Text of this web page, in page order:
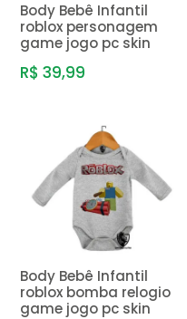
Body Bebê Infantil
roblox personagem
game jogo pc skin
R$ 39,99
Body Bebê Infantil
roblox bomba relogio
game jogo pc skin